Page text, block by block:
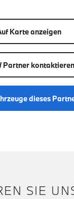
Karte anzeigen
Partner kontaktieren
dieses
SIE